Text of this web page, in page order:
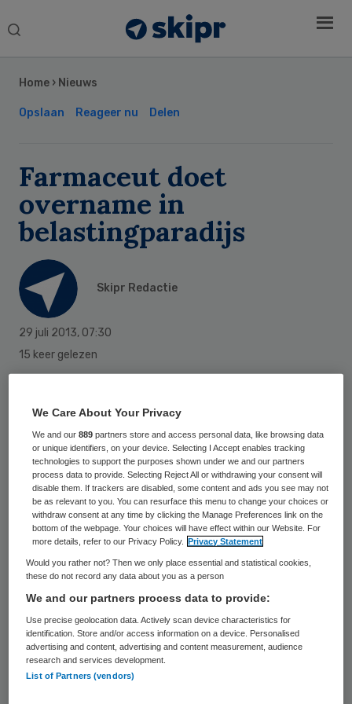
Search
Home › Nieuws
Opslaan Reageer nu Delen
Farmaceut doet
overname in
belastingparadijs
Skipr Redactie
29 juli 2013, 07:30
15 keer gelezen
Perrigo uit Allegan in de staat Michigan
koopt zijn Ierse branchegenoot Elan voor
een 8,6 miljard dollar (circa 6,5 miljard euro).
Dat hebben beide bedrijven maandag
bekendgemaakt.
De acquisitie van het in Dublin gevestigde
Elan levert Perrigo een belastingvriendelijke
basis op voor verdere internationale
uitbreiding. In Ierland is de
vennootschapsbelasting 12,5 procent.
Daarmee is de EU-lidstaat een van de
Sidebar
We Care About Your Privacy
We and our889 partners store and access personal data, like browsing data
or unique identifiers, on your device. Selecting I Accept enables tracking
technologies to support the purposes shown under we and our partners
process data to provide. Selecting Reject All or withdrawing your consent will
disable them. If trackers are disabled, some content and ads you see may not
be as relevant to you. You can resurface this menu to change your choices or
withdraw consent at any time by clicking the Manage Preferences link on the
bottom of the webpage. Your choices will have effect within our Website. For
more details, refer to our Privacy Policy.
Privacy Statement
Would you rather not? Then we only place essential and statistical cookies,
these do not record any data about you as a person
We and our partners process data to provide:
Use precise geolocation data. Actively scan device characteristics for
identification. Store and/or access information on a device. Personalised
advertising and content, advertising and content measurement, audience
research and services development.
List of Partners (vendors)